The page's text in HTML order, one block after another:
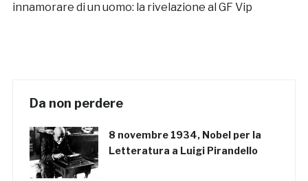
innamorare di un uomo: la rivelazione al GF Vip
Da non perdere
8 novembre 1934, Nobel per la
Letteratura a Luigi Pirandello